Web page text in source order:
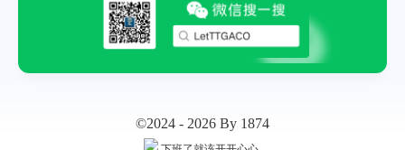
©2024 - 2026 By 1874